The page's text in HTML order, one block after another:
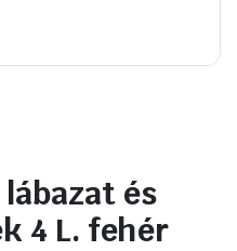
és
4 L. fehér